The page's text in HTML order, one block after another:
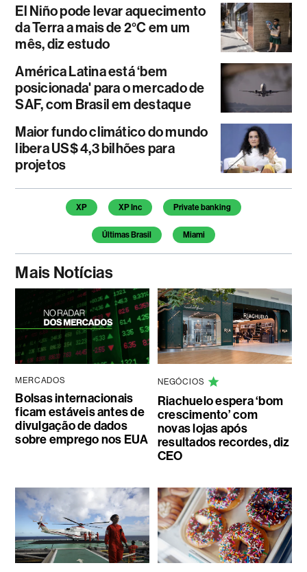
El Niño pode levar aquecimento
da Terra a mais de 2°C em um
mês, diz estudo
América Latina está ‘bem
posicionada' para o mercado de
SAF, com Brasil em destaque
Maior fundo climático do mundo
libera US$ 4,3 bilhões para
projetos
Temas deste artigo
XP XP Inc Private banking
Últimas Brasil Miami
Mais Notícias
MERCADOS
Bolsas internacionais
ficam estáveis antes de
divulgação de dados
sobre emprego nos EUA
NEGÓCIOS
Riachuelo espera ‘bom
crescimento’ com
novas lojas após
resultados recordes, diz
CEO